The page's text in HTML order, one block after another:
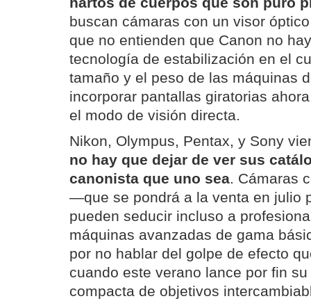
buscan cámaras con un visor
que no entienden que Canon no
tecnología de estabilización en el
tamaño y el peso de las máquinas
incorporar pantallas giratorias
el modo de visión directa.
Nikon, Olympus, Pentax, y Sony
no hay que dejar de ver sus
canonista que uno sea. Cámaras
—que se pondrá a la venta en julio
pueden seducir incluso a
máquinas avanzadas de gama
por no hablar del golpe de efecto
cuando este verano lance por fin su
compacta de objetivos